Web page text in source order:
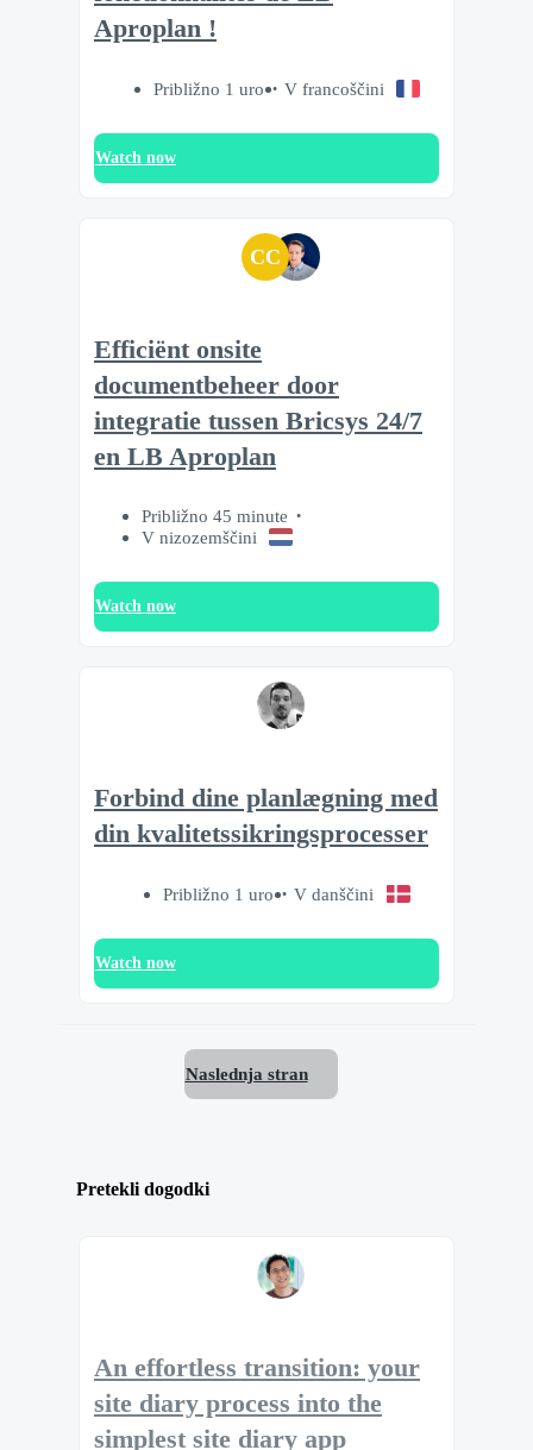
Aproplan !
Približno 1 uro V francoščini
Watch now
CC
Efficiënt onsite
documentbeheer door
integratie tussen Bricsys 24/7
en LB Aproplan
Približno 45 minute
V nizozemščini
Watch now
Forbind dine planlægning med
din kvalitetssikringsprocesser
Približno 1 uro V danščini
Watch now
Naslednja stran
Pretekli dogodki
An effortless transition: your
site diary process into the
simplest site diary app